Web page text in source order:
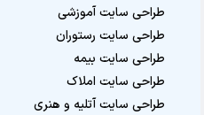
طراحی سایت آموزشی
طراحی سایت رستوران
طراحی سایت بیمه
طراحی سایت املاک
طراحی سایت آتلیه و هنری